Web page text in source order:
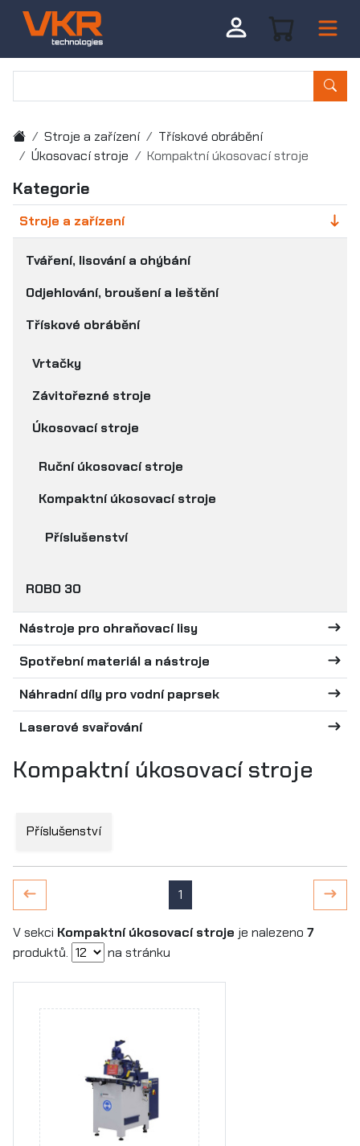
Stroje a zařízení
Třískové obrábění
Úkosovací stroje
Kompaktní úkosovací stroje
Kategorie
Stroje a zařízení
Tváření, lisování a ohýbání
Odjehlování, broušení a leštění
Třískové obrábění
Vrtačky
Závitořezné stroje
Úkosovací stroje
Ruční úkosovací stroje
Kompaktní úkosovací stroje
Příslušenství
ROBO 30
Nástroje pro ohraňovací lisy
Spotřební materiál a nástroje
Náhradní díly pro vodní paprsek
Laserové svařování
Kompaktní úkosovací stroje
Příslušenství
1
V sekci Kompaktní úkosovací stroje je nalezeno 7
produktů.
na stránku